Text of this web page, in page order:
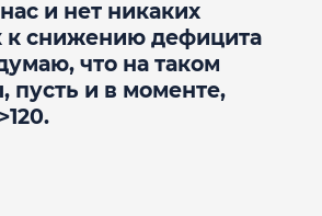
и нет никаких
к снижению дефицита
что на таком
пусть и в моменте,